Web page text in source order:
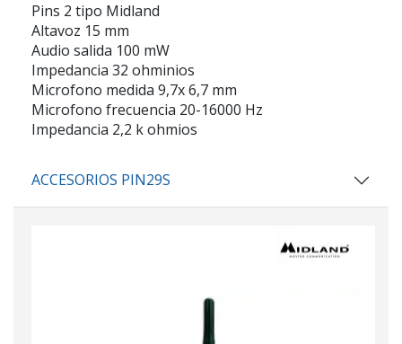
Pins 2 tipo Midland
Altavoz 15 mm
Audio salida 100 mW
Impedancia 32 ohminios
Microfono medida 9,7x 6,7 mm
Microfono frecuencia 20-16000 Hz
Impedancia 2,2 k ohmios
ACCESORIOS PIN29S